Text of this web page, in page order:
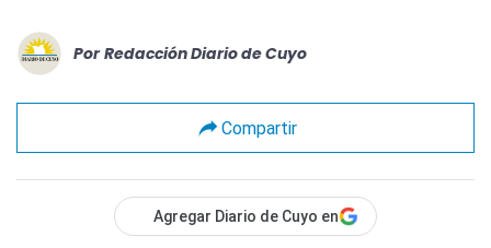
Por Redacción Diario de Cuyo
Compartir
Agregar Diario de Cuyo en